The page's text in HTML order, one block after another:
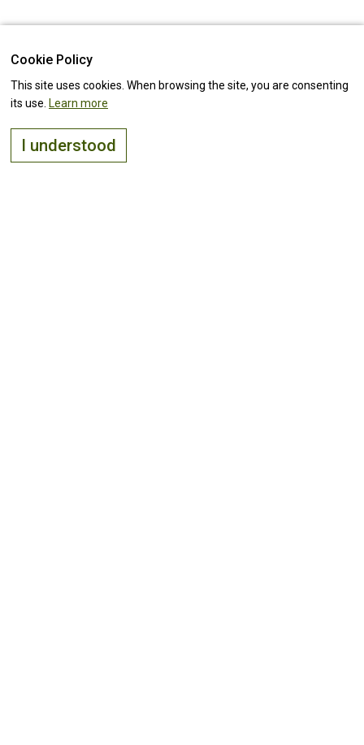
Cookie Policy
This site uses cookies. When browsing the site, you are consenting
its use. Learn more
I understood